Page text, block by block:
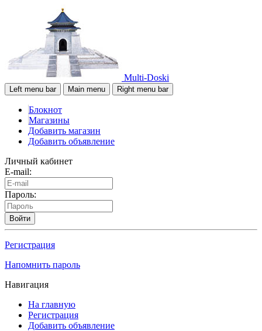
Multi-Doski
Left menu bar Main menu Right menu bar
Блокнот
Магазины
Добавить магазин
Добавить объявление
Личный кабинет
E-mail:
Пароль:
Войти
Регистрация
Напомнить пароль
Навигация
На главную
Регистрация
Добавить объявление